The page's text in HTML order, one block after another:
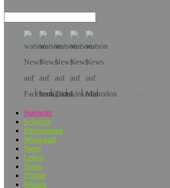
Hol dir die App!
Startseite
Schweiz
International
Wirtschaft
Sport
Leben
Spass
Digital
Wissen